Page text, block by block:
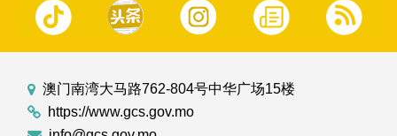
澳门南湾大马路762-804号中华广场15楼
https://www.gcs.gov.mo